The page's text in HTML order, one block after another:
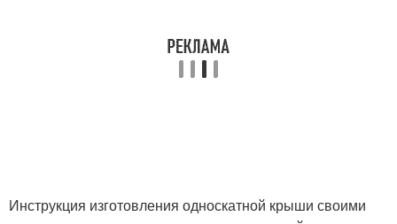
Инструкция изготовления односкатной крыши своими